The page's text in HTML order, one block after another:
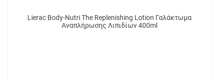
Lierac Body-Nutri The Replenishing Lotion Γαλάκτωμα
Αναπλήρωσης Λιπιδίων 400ml